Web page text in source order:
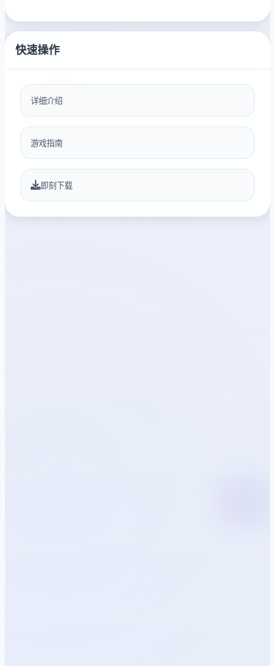
快速操作
详细介绍
游戏指南
即刻下载